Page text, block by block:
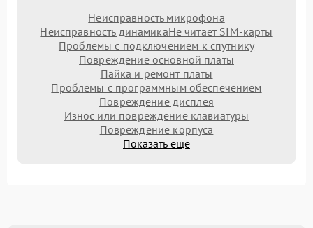
Неисправность микрофона
Неисправность динамикаНе читает SIM-карты
Проблемы с подключением к спутнику
Повреждение основной платы
Пайка и ремонт платы
Проблемы с программным обеспечением
Повреждение дисплея
Износ или повреждение клавиатуры
Повреждение корпуса
Показать еще